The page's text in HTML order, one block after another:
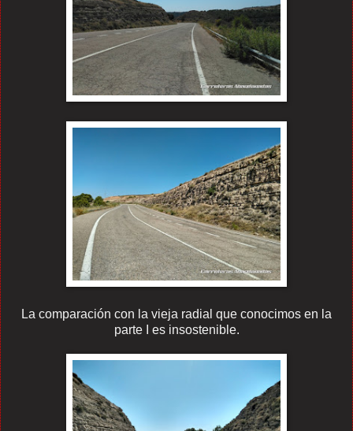
La comparación con la vieja radial que conocimos en la
parte I es insostenible.